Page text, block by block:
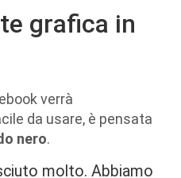
grafica in
verrà
da usare, è pensata
nero.
molto. Abbiamo